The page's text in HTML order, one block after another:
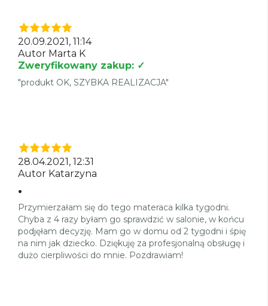
20.09.2021, 11:14
Autor Marta K
Zweryfikowany zakup: ✓
"produkt OK, SZYBKA REALIZACJA"
28.04.2021, 12:31
Autor Katarzyna
.
Przymierzałam się do tego materaca kilka tygodni.
Chyba z 4 razy byłam go sprawdzić w salonie, w końcu
podjęłam decyzję. Mam go w domu od 2 tygodni i śpię
na nim jak dziecko. Dziękuję za profesjonalną obsługę i
dużo cierpliwości do mnie. Pozdrawiam!